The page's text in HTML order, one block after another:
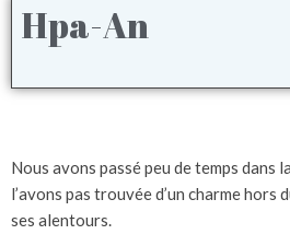
Hpa-An
Nous avons passé peu de temps dans
l’avons pas trouvée d’un charme hors
ses alentours.